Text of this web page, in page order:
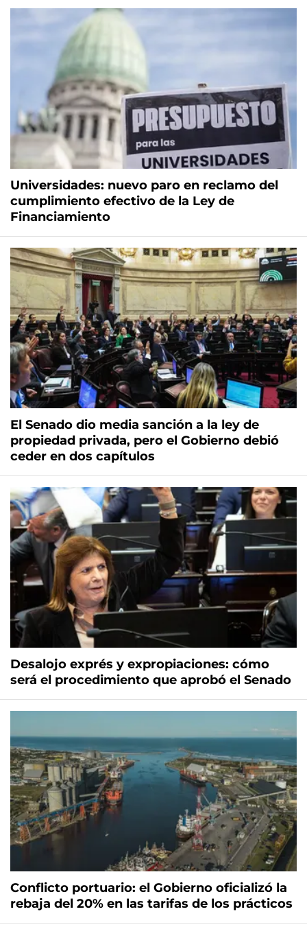
Universidades: nuevo paro en reclamo del
cumplimiento efectivo de la Ley de
Financiamiento
El Senado dio media sanción a la ley de
propiedad privada, pero el Gobierno debió
ceder en dos capítulos
Desalojo exprés y expropiaciones: cómo
será el procedimiento que aprobó el Senado
Conflicto portuario: el Gobierno oficializó la
rebaja del 20% en las tarifas de los prácticos